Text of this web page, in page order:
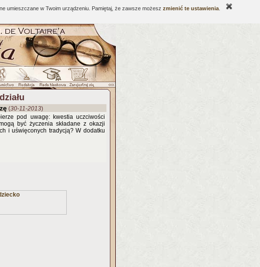
umieszczane w Twoim urządzeniu. Pamiętaj, że zawsze możesz zmienić te ustawienia
(30-11-2013)
pod uwagę: kwestia uczciwości
być życzenia składane z okazji
i uświęconych tradycją? W dodatku